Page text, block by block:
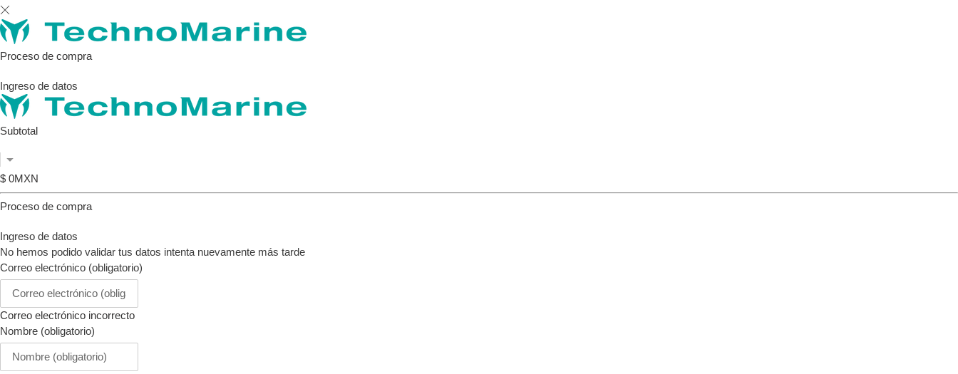
Utiliza
las
flechas
izquierda/derecha
navegar
por
la
presentación
o
deslízate
hacia
izquierda/derecha
si
usas
un
dispositivo
móvil
Proceso de compra
Ingreso de datos
Subtotal
$ 0MXN
Proceso de compra
Ingreso de datos
No hemos podido validar tus datos intenta nuevamente más tarde
Correo electrónico (obligatorio)
Correo electrónico incorrecto
Nombre (obligatorio)